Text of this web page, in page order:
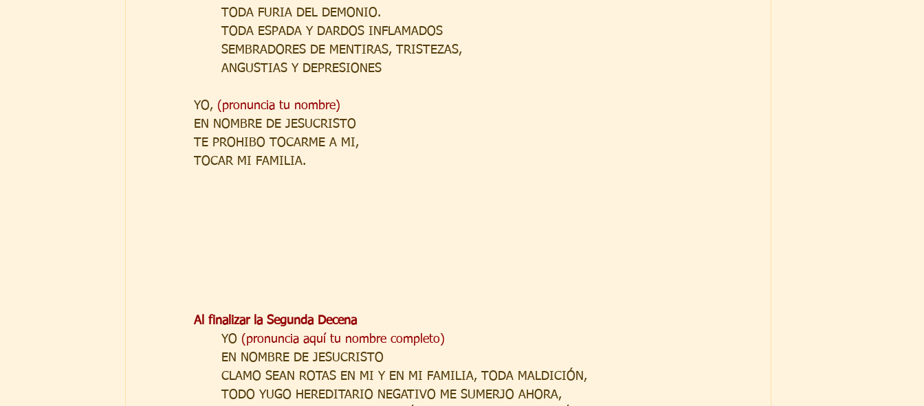
TODA FURIA DEL DEMONIO.
TODA ESPADA Y DARDOS INFLAMADOS
SEMBRADORES DE MENTIRAS, TRISTEZAS,
ANGUSTIAS Y DEPRESIONES
YO, (pronuncia tu nombre)
EN NOMBRE DE JESUCRISTO
TE PROHIBO TOCARME A MI,
TOCAR MI FAMILIA.
Al finalizar la Segunda Decena
YO (pronuncia aquí tu nombre completo)
EN NOMBRE DE JESUCRISTO
CLAMO SEAN ROTAS EN MI Y EN MI FAMILIA, TODA MALDICIÓN,
TODO YUGO HEREDITARIO NEGATIVO ME SUMERJO AHORA,